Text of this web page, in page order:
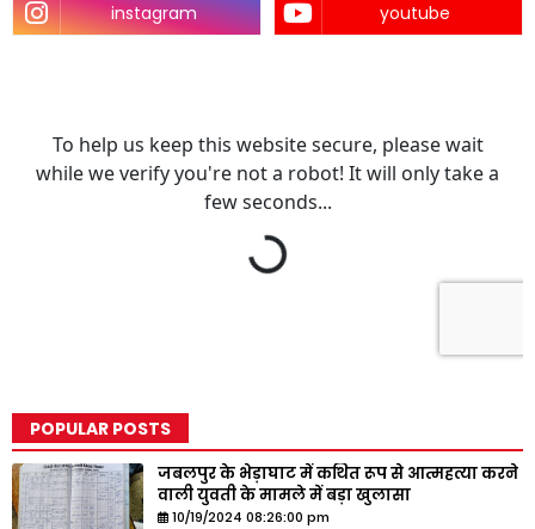
instagram youtube
POPULAR POSTS
जबलपुर के भेड़ाघाट में कथित रूप से आत्महत्या करने
वाली युवती के मामले में बड़ा खुलासा
10/19/2024 08:26:00 pm